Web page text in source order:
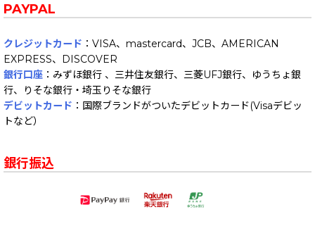
PAYPAL
クレジットカード ：VISA、mastercard、JCB、AMERICAN
EXPRESS、DISCOVER
銀行口座 ：みずほ銀行 、三井住友銀行、三菱UFJ銀行、ゆうちょ銀
行、りそな銀行・埼玉りそな銀行
デビットカード ：国際ブランドがついたデビットカード(Visaデビッ
トなど）
銀行振込